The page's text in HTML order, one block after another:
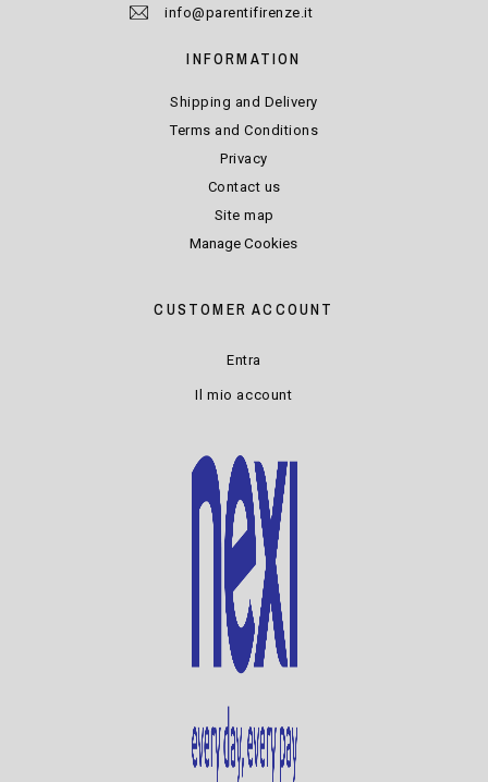
info@parentifirenze.it
INFORMATION
Shipping and Delivery
Terms and Conditions
Privacy
Contact us
Site map
Manage Cookies
CUSTOMER ACCOUNT
Entra
Il mio account